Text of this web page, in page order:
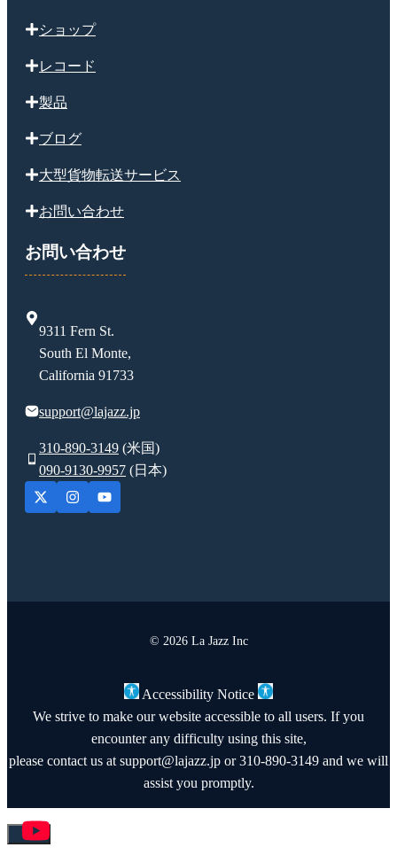
ショップ
レコード
製品
ブログ
大型貨物転送サービス
お問い合わせ
お問い合わせ
9311 Fern St.
South El Monte,
California 91733
support@lajazz.jp
310-890-3149 (米国)
090-9130-9957 (日本)
© 2026 La Jazz Inc
Accessibility Notice
We strive to make our website accessible to all users. If you
encounter any difficulty using this site,
please contact us at support@lajazz.jp or 310-890-3149 and we will
assist you promptly.
Close